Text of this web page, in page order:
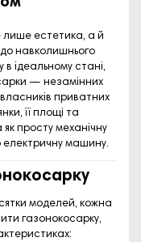
естетика, а й
навколишнього
ідеальному стані,
— незамінних
власників приватних
її площі та
просту механічну
електричну машину.
моделей, кожна
газонокосарку,